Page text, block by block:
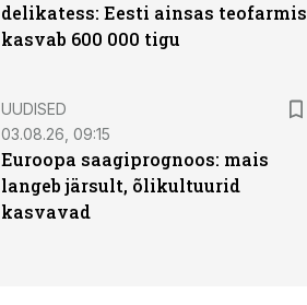
delikatess: Eesti ainsas teofarmis
kasvab 600 000 tigu
UUDISED
03.08.26, 09:15
Euroopa saagiprognoos: mais
langeb järsult, õlikultuurid
kasvavad